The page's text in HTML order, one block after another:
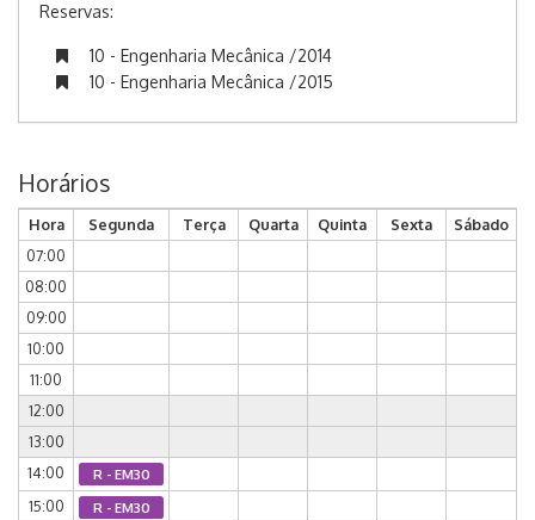
Reservas:
10 - Engenharia Mecânica /2014
10 - Engenharia Mecânica /2015
Horários
Hora Segunda Terça Quarta Quinta Sexta
Sábado
07:00
08:00
09:00
10:00
11:00
12:00
13:00
14:00
R - EM30
15:00 R - EM30